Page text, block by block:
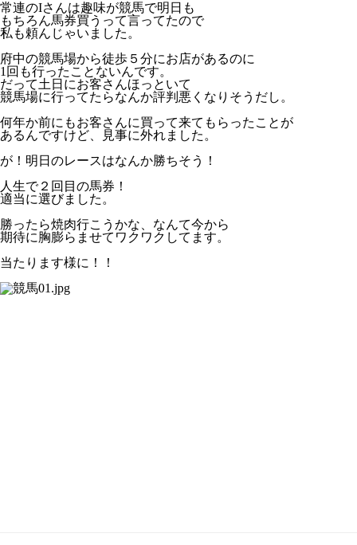
常連のIさんは趣味が競馬で明日も
もちろん馬券買うって言ってたので
私も頼んじゃいました。
府中の競馬場から徒歩５分にお店があるのに
1回も行ったことないんです。
だって土日にお客さんほっといて
競馬場に行ってたらなんか評判悪くなりそうだし。
何年か前にもお客さんに買って来てもらったことが
あるんですけど、見事に外れました。
が！明日のレースはなんか勝ちそう！
人生で２回目の馬券！
適当に選びました。
勝ったら焼肉行こうかな、なんて今から
期待に胸膨らませてワクワクしてます。
当たります様に！！